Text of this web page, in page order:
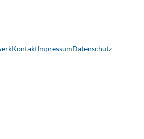
KontaktImpressumDatenschutz